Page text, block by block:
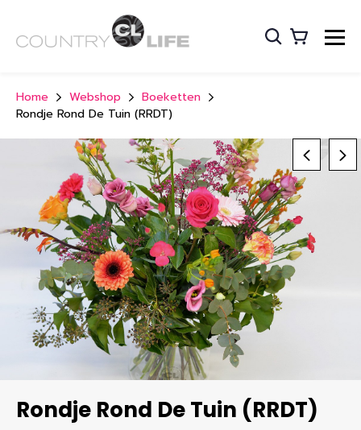
Home Webshop
Boeketten
Rondje Rond De Tuin (RRDT)
Rondje Rond De Tuin (RRDT)